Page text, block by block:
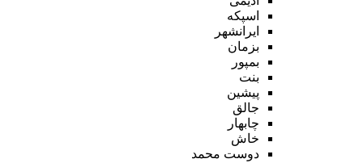
اسپکه
ایرانشهر
بزمان
بمپور
بنت
پیشین
جالق
چابهار
خاش
دوست محمد